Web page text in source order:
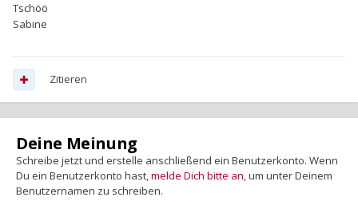
Tschöö
Sabine
Zitieren
Deine Meinung
Schreibe jetzt und erstelle anschließend ein Benutzerkonto. Wenn
Du ein Benutzerkonto hast,melde Dich bitte an, um unter Deinem
Benutzernamen zu schreiben.